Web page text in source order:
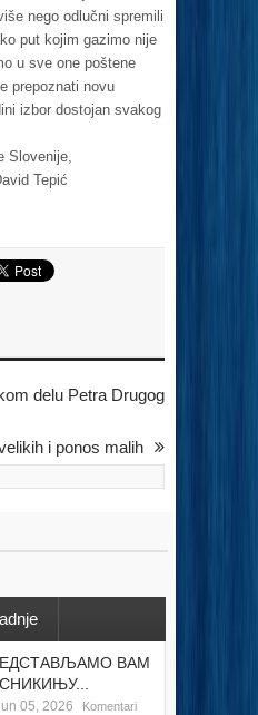
nego odlučni spremili
put kojim gazimo nije
u sve one poštene
prepoznati novu
izbor dostojan svakog
Slovenije,
Tepić
delu Petra Drugog
i ponos malih
ВАМ
jun 05, 2026
Komentari